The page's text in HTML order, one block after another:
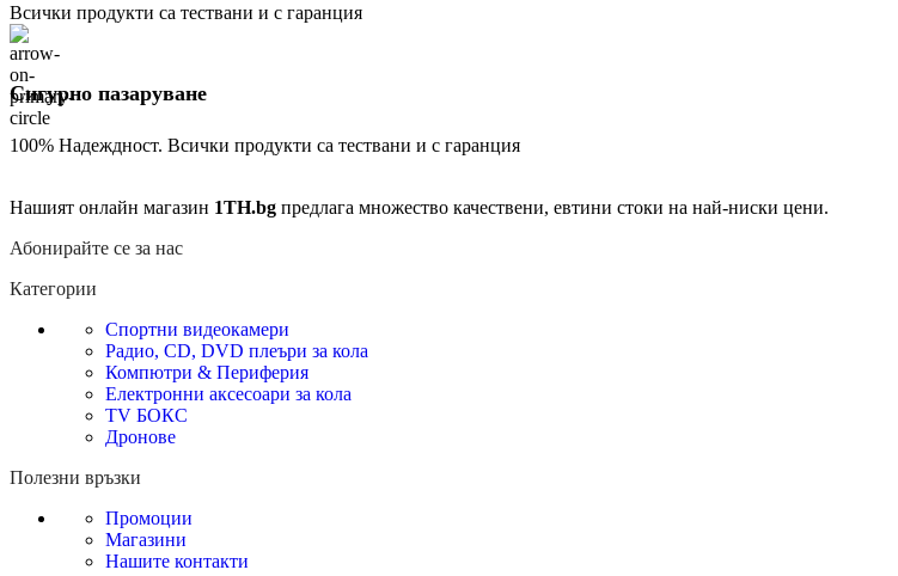
Всички продукти са тествани и с гаранция
Сигурно пазаруване
100% Надеждност. Всички продукти са тествани и с гаранция
Нашият онлайн магазин 1TH.bg предлага множество качествени, евтини стоки на най-ниски цени.
Абонирайте се за нас
Категории
Спортни видеокамери
Радио, CD, DVD плеъри за кола
Компютри & Периферия
Електронни аксесоари за кола
TV БОКС
Дронове
Полезни връзки
Промоции
Магазини
Нашите контакти